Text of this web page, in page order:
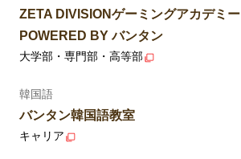
ZETA DIVISIONゲーミングアカデミー
POWERED BY バンタン
大学部・専門部・高等部
韓国語
バンタン韓国語教室
キャリア